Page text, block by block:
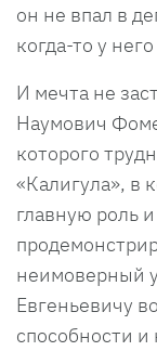
он не впал в
когда-то у
И мечта не
Наумович
которого
«Калигула», в
главную роль
неимоверный
Евгеньевичу
способности и